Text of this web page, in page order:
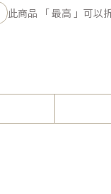
此商品 「 最高 」可以